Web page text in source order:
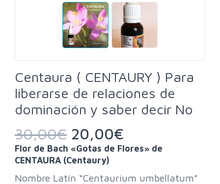
Centaura ( CENTAURY ) Para
liberarse de relaciones de
dominación y saber decir No
30,00€ 20,00€
Flor de Bach «Gotas de Flores» de
CENTAURA (Centaury)
Nombre Latín “Centaurium umbellatum”